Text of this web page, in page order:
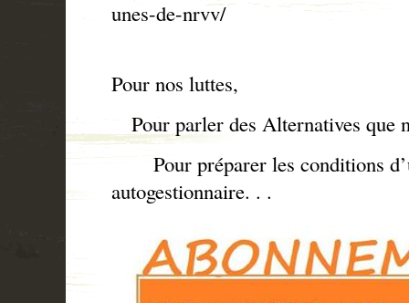
unes-de-nrvv/
Pour nos luttes,
Pour parler des Alternatives que
Pour préparer les conditions
autogestionnaire. . .